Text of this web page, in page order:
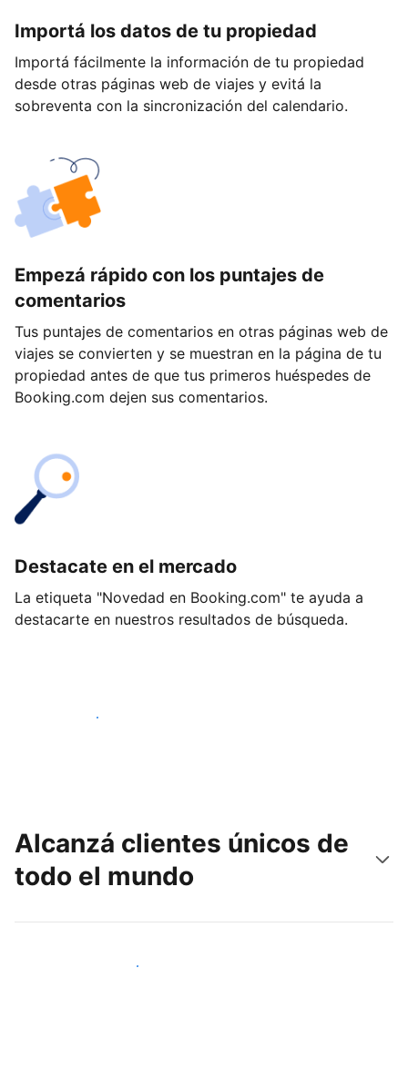
Importá los datos de tu propiedad
Importá fácilmente la información de tu propiedad
desde otras páginas web de viajes y evitá la
sobreventa con la sincronización del calendario.
Empezá rápido con los puntajes de
comentarios
Tus puntajes de comentarios en otras páginas web de
viajes se convierten y se muestran en la página de tu
propiedad antes de que tus primeros huéspedes de
Booking.com dejen sus comentarios.
Destacate en el mercado
La etiqueta "Novedad en Booking.com" te ayuda a
destacarte en nuestros resultados de búsqueda.
Empezá hoy mismo
Alcanzá clientes únicos de
todo el mundo
Llegá a huéspedes nuevos hoy